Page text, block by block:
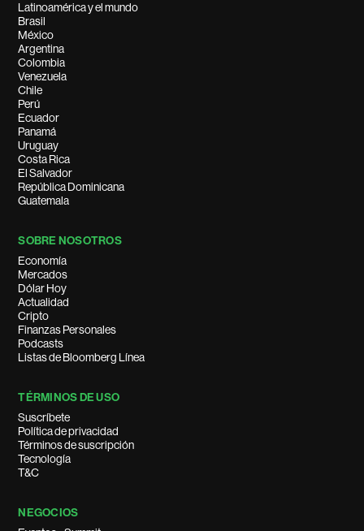
Latinoamérica y el mundo
Brasil
México
Argentina
Colombia
Venezuela
Chile
Perú
Ecuador
Panamá
Uruguay
Costa Rica
El Salvador
República Dominicana
Guatemala
SOBRE NOSOTROS
Economía
Mercados
Dólar Hoy
Actualidad
Cripto
Finanzas Personales
Podcasts
Listas de Bloomberg Línea
TÉRMINOS DE USO
Suscríbete
Política de privacidad
Términos de suscripción
Tecnología
T&C
NEGOCIOS